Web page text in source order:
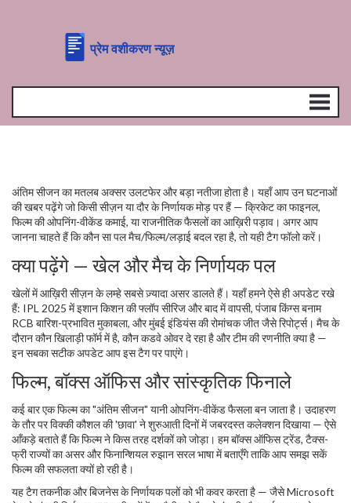
अंतिम सीजन का मतलब अक्सर उलटफेर और बड़ा नतीजा होता है। यहाँ आप उन घटनाओं
की खबर पढ़ेंगे जो किसी सीज़न या दौर के निर्णायक मोड़ पर हैं — क्रिकेट का फाइनल,
फिल्म की ओपनिंग-वीकेंड कमाई, या राजनीतिक फैसलों का आख़िरी पड़ाव। अगर आप
जानना चाहते हैं कि कौन सा पल मैच/फिल्म/लड़ाई बदल रहा है, तो यही टैग फॉलो करें।
क्या पढ़ेंगे — खेल और मैच के निर्णायक पल
खेलों में आख़िरी सीज़न के लम्हे सबसे ज़्यादा असर डालते हैं। यहाँ हमने ऐसे ही अपडेट रखे
हैं: IPL 2025 में इशान किशन की फ्लॉप सीरिज और बाद में वापसी, पंजाब किंग्स बनाम
RCB बारिश-प्रभावित मुकाबला, और मुंबई इंडियंस की रोमांचक जीत जैसे रिपोर्ट्स। मैच के
दौरान कौन खिलाड़ी फॉर्म में है, कौन कडवे ओवर दे रहा है और टीम की रणनीति क्या है —
इन सबका सटीक अपडेट आप इस टैग पर पाएंगे।
फिल्म, बॉक्स ऑफिस और सांस्कृतिक फिनाले
कई बार एक फिल्म का "अंतिम सीजन" यानी ओपनिंग-वीकेंड फैसला बन जाता है। उदाहरण
के तौर पर विक्की कौशल की 'छावा' ने शुरुआती दिनों में जबरदस्त कलेक्शन दिखाया — ऐसे
आँकड़े बताते हैं कि फिल्म ने किस तरह दर्शकों को जोड़ा। हम बॉक्स ऑफिस ट्रेंड, टैक्स-
फ्री राज्यों का असर और फिनान्शियल रुझान सरल भाषा में बताएँगे ताकि आप समझ सकें
फिल्म की सफलता क्यों हो रही है।
यह टैग तकनीक और बिजनेस के निर्णायक पलों को भी कवर करता है — जैसे Microsoft